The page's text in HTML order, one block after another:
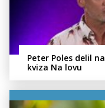
Peter Poles delil
kviza Na lovu